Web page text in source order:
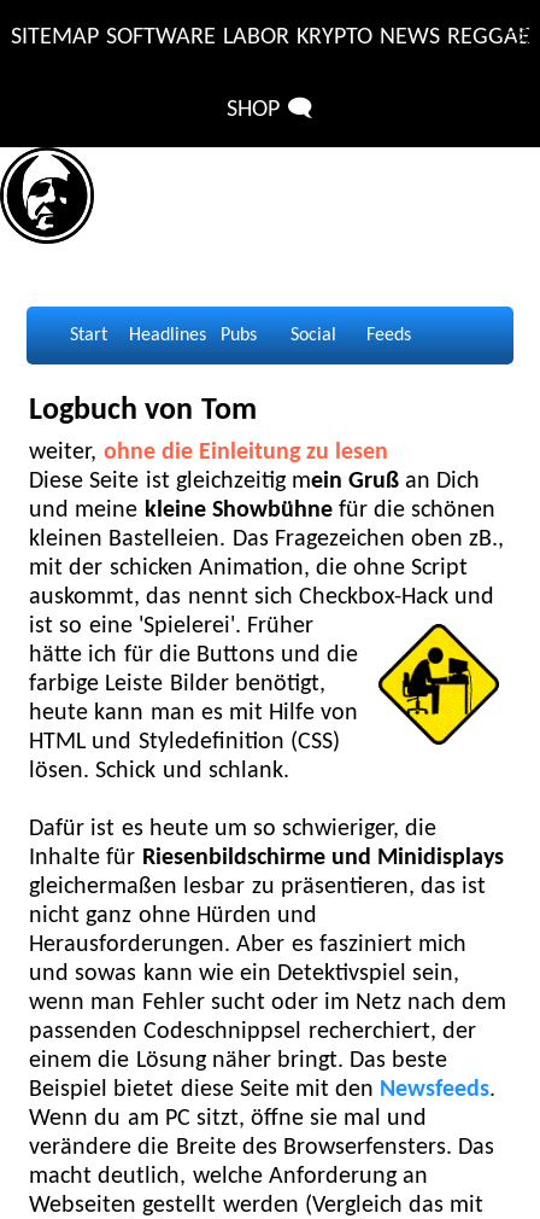
SITEMAP SOFTWARE LABOR KRYPTO NEWS REGGAE
SHOP 🗨️
Start Headlines Pubs Social Feeds
Logbuch von Tom
weiter, ohne die Einleitung zu lesen
Diese Seite ist gleichzeitig mein Grußan Dich
und meine kleine Showbühnefür die schönen
kleinen Bastelleien. Das Fragezeichen oben zB.,
mit der schicken Animation, die ohne Script
auskommt, das nennt sich Checkbox-Hack und
ist so eine 'Spielerei'. Früher
hätte ich für die Buttons und die
farbige Leiste Bilder benötigt,
heute kann man es mit Hilfe von
HTML und Styledefinition (CSS)
lösen. Schick und schlank.
Dafür ist es heute um so schwieriger, die
Inhalte für Riesenbildschirme und Minidisplays
gleichermaßen lesbar zu präsentieren, das ist
nicht ganz ohne Hürden und
Herausforderungen. Aber es fasziniert mich
und sowas kann wie ein Detektivspiel sein,
wenn man Fehler sucht oder im Netz nach dem
passenden Codeschnippsel recherchiert, der
einem die Lösung näher bringt. Das beste
Beispiel bietet diese Seite mit den Newsfeeds.
Wenn du am PC sitzt, öffne sie mal und
verändere die Breite des Browserfensters. Das
macht deutlich, welche Anforderung an
Webseiten gestellt werden (Vergleich das mit
❔